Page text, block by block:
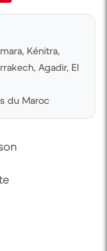
Kénitra,
Agadir, El
du Maroc